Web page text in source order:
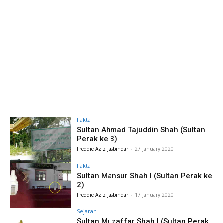
Fakta
Sultan Ahmad Tajuddin Shah (Sultan
Perak ke 3)
Freddie Aziz Jasbindar - 27 January 2020
Fakta
Sultan Mansur Shah I (Sultan Perak ke
2)
Freddie Aziz Jasbindar - 17 January 2020
Sejarah
Sultan Muzaffar Shah I (Sultan Perak